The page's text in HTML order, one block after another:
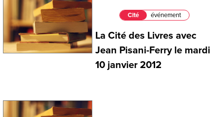
Cité événement
La Cité des Livres avec
Jean Pisani-Ferry le mardi
10 janvier 2012